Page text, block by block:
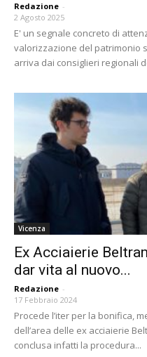
Redazione -
2 Agosto 2025
E' un segnale concreto di
valorizzazione del patrimonio
arriva dai consiglieri regionali
Vicenza
Ex Acciaierie
dar vita al nuovo...
Redazione -
17 Febbraio 2024
Procede l’iter per la bonifica,
dell’area delle ex acciaierie
conclusa infatti la procedura...